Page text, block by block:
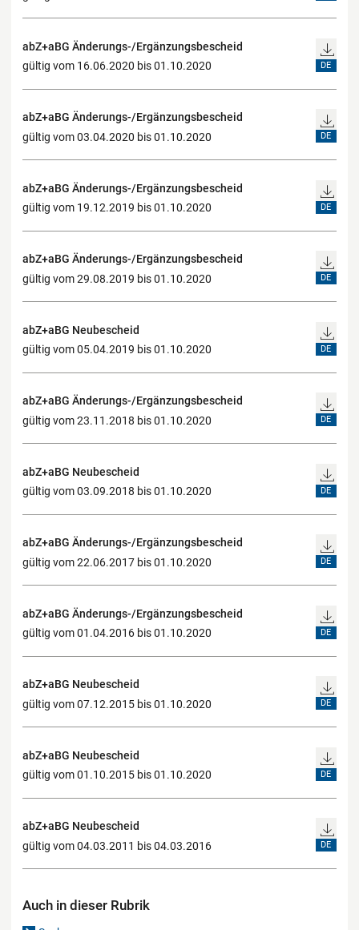
abZ+aBG Änderungs-/Ergänzungsbescheid
gültig vom 16.06.2020 bis 01.10.2020
DE
abZ+aBG Änderungs-/Ergänzungsbescheid
gültig vom 03.04.2020 bis 01.10.2020
DE
abZ+aBG Änderungs-/Ergänzungsbescheid
gültig vom 19.12.2019 bis 01.10.2020
DE
abZ+aBG Änderungs-/Ergänzungsbescheid
gültig vom 29.08.2019 bis 01.10.2020
DE
abZ+aBG Neubescheid
gültig vom 05.04.2019 bis 01.10.2020
DE
abZ+aBG Änderungs-/Ergänzungsbescheid
gültig vom 23.11.2018 bis 01.10.2020
DE
abZ+aBG Neubescheid
gültig vom 03.09.2018 bis 01.10.2020
DE
abZ+aBG Änderungs-/Ergänzungsbescheid
gültig vom 22.06.2017 bis 01.10.2020
DE
abZ+aBG Änderungs-/Ergänzungsbescheid
gültig vom 01.04.2016 bis 01.10.2020
DE
abZ+aBG Neubescheid
gültig vom 07.12.2015 bis 01.10.2020
DE
abZ+aBG Neubescheid
gültig vom 01.10.2015 bis 01.10.2020
DE
abZ+aBG Neubescheid
gültig vom 04.03.2011 bis 04.03.2016
DE
Auch in dieser Rubrik